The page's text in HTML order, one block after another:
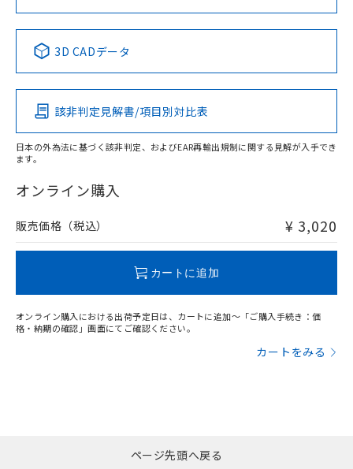
Pb Hg Cd Cr(VI)
O
在庫等で未対応品が混在する可能性があります。
問い合わせください。
Yes No No No
この製品の規格認証/適合状況ページへ
その他の認証はこちらのページからご検索ください
3D CADデータ
該非判定見解書/項目別対比表
日本の外為法に基づく該非判定、およびEAR再輸出規制に関する見解が入手でき
ます。
オンライン購入
販売価格（税込） ¥ 3,020
カートに追加
オンライン購入における出荷予定日は、カートに追加～「ご購入手続き：価
格・納期の確認」画面にてご確認ください。
カートをみる
ページ先頭へ戻る